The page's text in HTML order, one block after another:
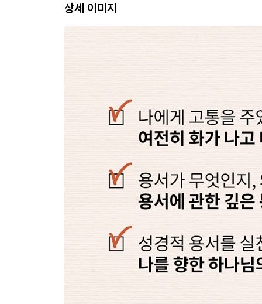
어떻게 이것이 가능한가? | 용서의 세 가지 측면 |
06 하나님께 화를 내다
불가능을 믿으라 | 오, 주님, 어느 때까지입니까?
않는 갈망 | 죽음 앞에서의 용서
07 진정한 용서와 거짓 용서
용서한 것같이 느껴지지 않아 | 그냥 잊을 수는
용서의 마무리 | 잘못된 것을 다시 쓰기 | 용서의
맺는 글_ 용서의 힘
상세 이미지